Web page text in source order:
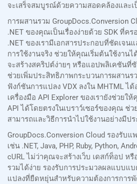
จะเสร็จสมบูรณ์ด้วยความสอดคล้องและ
การผสานรวม GroupDocs.Conversion
.NET ของคุณเป็นเรื่องง่ายด้วย SDK ที่คร
.NET ของเรามีเอกสารประกอบที่ชัดเจน
การใช้งานจริง ช่วยให้คุณเริ่มต้นใช้งานไ
จะสร้างสคริปต์ง่ายๆ หรือแอปพลิเคชันที่ซั
ช่วยเพิ่มประสิทธิภาพกระบวนการผสาน
ฟังก์ชันการแปลง VDX ลงใน MHTML ไ
เครื่องมือ API Explorer ของเรายังช่วย
API ได้โดยตรงในเบราว์เซอร์ของคุณ ช่
สามารถและวิธีการนำไปใช้งานอย่างมีป
GroupDocs.Conversion Cloud รองรับ
เช่น .NET, Java, PHP, Ruby, Python,
cURL ไม่ว่าคุณจะสร้างเว็บ เดสก์ท็อป ห
รวมได้ง่าย รองรับการประมวลผลแบบแ
แปลงที่ยืดหยุ่นสำหรับความต้องการการ